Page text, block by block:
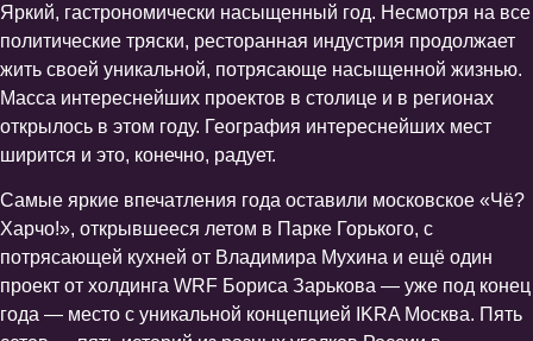
Яркий, гастрономически насыщенный год. Несмотря на все
политические тряски, ресторанная индустрия продолжает
жить своей уникальной, потрясающе насыщенной жизнью.
Масса интереснейших проектов в столице и в регионах
открылось в этом году. География интереснейших мест
ширится и это, конечно, радует.
Самые яркие впечатления года оставили московское «Чё?
Харчо!», открывшееся летом в Парке Горького, с
потрясающей кухней от Владимира Мухина и ещё один
проект от холдинга WRF Бориса Зарькова — уже под конец
года — место с уникальной концепцией IKRA Москва. Пять